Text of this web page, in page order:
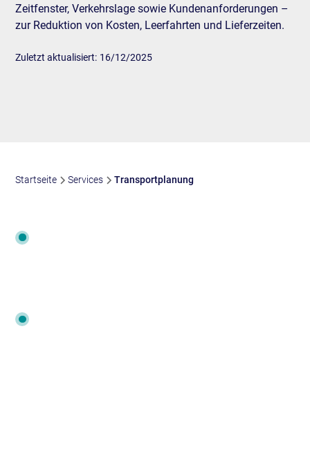
Zeitfenster, Verkehrslage sowie Kundenanforderungen –
zur Reduktion von Kosten, Leerfahrten und Lieferzeiten.
Zuletzt aktualisiert: 16/12/2025
Startseite Services Transportplanung